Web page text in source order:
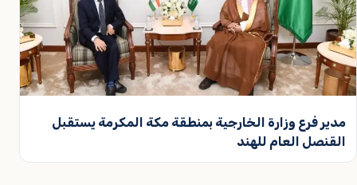
مدير فرع وزارة الخارجية بمنطقة مكة المكرمة يستقبل
القنصل العام للهند